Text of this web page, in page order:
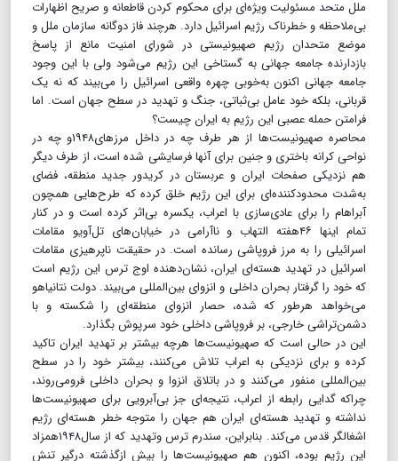
ملل متحد مسئولیت ویژه‌ای برای محکوم کردن قاطعانه و صریح اظهارات
بی‌ملاحظه و خطرناک رژیم اسرائیل دارد. هرچند فاز دوگانه سازمان ملل و
موضع متحدان رژیم صهیونیستی در شورای امنیت مانع از پاسخ
بازدارنده جامعه جهانی به گستاخی این رژیم می‌شود ولی با این وجود
جامعه جهانی اکنون به‌خوبی چهره واقعی اسرائیل را می‌بیند که نه یک
قربانی، بلکه خود عامل بی‌ثباتی، جنگ و تهدید در سطح جهان است. اما
فرامتن حمله عصبی این رژیم به ایران چیست؟
محاصره صهیونیست‌ها از هر طرف چه در داخل مرزهای۱۹۴۸و چه در
نواحی کرانه باختری و جنین برای آنها فرسایشی شده است، از طرف دیگر
هم نزدیکی صفحات ایران و عربستان در کریدور جدید منطقه، فضای
به‌شدت محدودکننده‌ای برای این رژیم خلق کرده که طرح‌هایی همچون
آبراهام را برای عادی‌سازی با اعراب، یکسره بی‌اثر کرده است و در کنار
تمام اینها ۴۶هفته التهاب و ناآرامی در خیابان‌های تل‌‌آویو مقامات
اسرائیلی را به مرز فروپاشی رسانده است. در حقیقت ناپرهیزی مقامات
اسرائیل در تهدید هسته‌ای ایران، نشان‌دهنده اوج ترس این رژیم است
که خود را گرفتار بحران داخلی و انزوای بین‌المللی می‌بیند. دولت نتانیاهو
می‌خواهد هرطور که شده، حصار انزوای منطقه‌ای را شکسته و با
دشمن‌تراشی خارجی، بر فروپاشی داخلی خود سرپوش بگذارد.
​​​​​​​این در حالی است که صهیونیست‌ها هرچه بیشتر بر تهدید ایران تاکید
کرده و برای نزدیکی به اعراب تلاش می‌کنند، بیشتر خود را در سطح
بین‌المللی منفور می‌کنند و در باتلاق انزوا و بحران داخلی فرومی‌روند،
چراکه گدایی رابطه از اعراب، نتیجه‌ای جز بی‌آبرویی برای صهیونیست‌ها
نداشته و تهدید هسته‌ای ایران هم جهان را متوجه خطر هسته‌ای رژیم
اشغالگر قدس می‌کند. بنابراین، سندرم ترس وتهدید که از سال۱۹۴۸همزاد
این رژیم بوده، اکنون هم صهیونیست‌ها را بیش ازگذشته درگیر تنش